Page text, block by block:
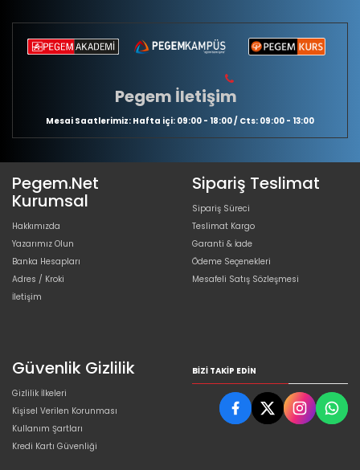
Pegem İletişim
Mesai Saatlerimiz: Hafta içi: 09:00 - 18:00 / Cts: 09:00 - 13:00
Pegem.Net
Kurumsal
Hakkımızda
Yazarımız Olun
Banka Hesapları
Adres / Kroki
İletişim
Sipariş Teslimat
Sipariş Süreci
Teslimat Kargo
Garanti & İade
Ödeme Seçenekleri
Mesafeli Satış Sözleşmesi
Güvenlik Gizlilik
Gizlilik İlkeleri
Kişisel Verilen Korunması
Kullanım Şartları
Kredi Kartı Güvenliği
BIZI TAKIP EDIN